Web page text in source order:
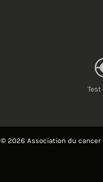
© 2026 Association du cancer